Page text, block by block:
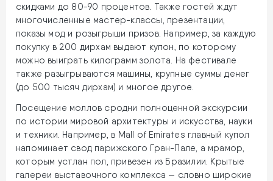
скидками до 80-90 процентов. Также гостей ждут
многочисленные мастер-классы, презентации,
показы мод и розыгрыши призов. Например, за каждую
покупку в 200 дирхам выдают купон, по которому
можно выиграть килограмм золота. На фестивале
также разыгрываются машины, крупные суммы денег
(до 500 тысяч дирхам) и многое другое.
Посещение моллов сродни полноценной экскурсии
по истории мировой архитектуры и искусства, науки
и техники. Например, в Mall of Emirates главный купол
напоминает свод парижского Гран-Пале, а мрамор,
которым устлан пол, привезен из Бразилии. Крытые
галереи выставочного комплекса — словно широкие